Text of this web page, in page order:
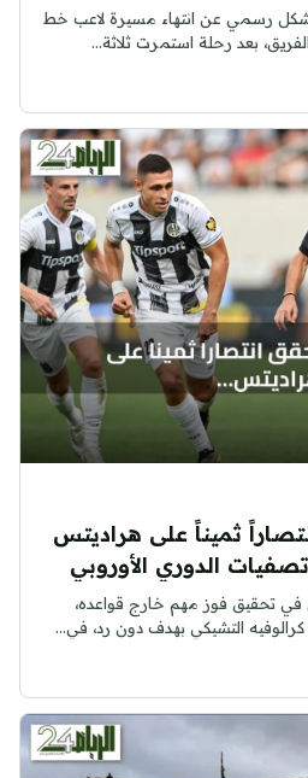
بشكل رسمي عن انتهاء مسيرة لاعب خط
بعد رحلة استمرت ثلاثة...
ثميناً على هراديتس
الدوري الأوروبي
تحقيق فوز مهم خارج قواعده،
التشيكي بهدف دون رد، في...